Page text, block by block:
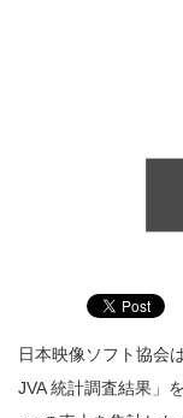
日本映像ソフト協会
JVA 統計調査結果」